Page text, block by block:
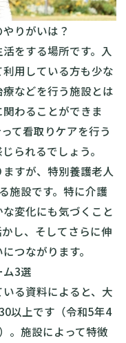
りがいは？
をする場所です。入
用している方も少な
などを行う施設とは
わることができま
て看取りケアを行う
られるでしょう。
すが、特別養護老人
施設です。特に介護
変化にも気づくこと
し、そしてさらに伸
つながります。
3選
る資料によると、大
以上です（令和5年4
。施設によって特徴